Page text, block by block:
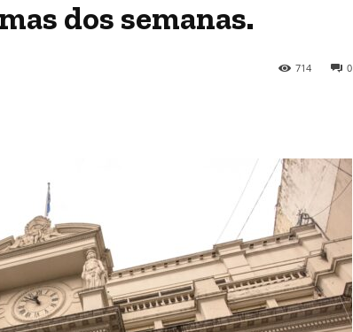
dos semanas.
0
714